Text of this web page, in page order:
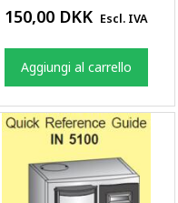
150,00 DKK Escl. IVA
Aggiungi al carrello